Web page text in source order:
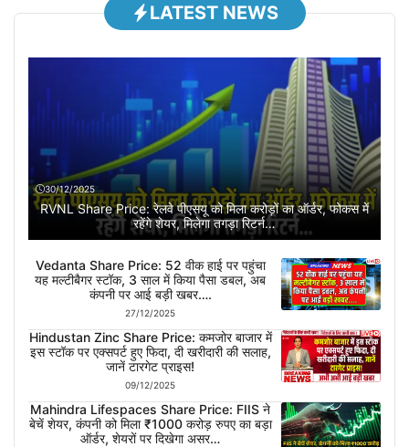
LATEST NEWS
30/12/2025
RVNL Share Price: रेलवे पीएसयू को मिला करोड़ों का ऑर्डर, फोकस में
रहेंगे शेयर, मिलेगा तगड़ा रिटर्न…
Vedanta Share Price: 52 वीक हाई पर पहुंचा
यह मल्टीबैगर स्टॉक, 3 साल में किया पैसा डबल, अब
कंपनी पर आई बड़ी खबर….
27/12/2025
Hindustan Zinc Share Price: कमजोर बाजार में
इस स्टॉक पर एक्सपर्ट हुए फिदा, दी खरीदारी की सलाह,
जानें टारगेट प्राइस!
09/12/2025
Mahindra Lifespaces Share Price: FIIS ने
बेचें शेयर, कंपनी को मिला ₹1000 करोड़ रुपए का बड़ा
ऑर्डर, शेयरों पर दिखेगा असर…